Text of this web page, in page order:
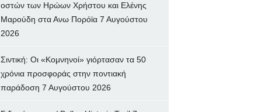
oστών των Ηρώων Χρήστου και Ελένης
Μαρούδη στα Ανω Πορόϊα 7 Αυγούστου
2026
Σιντική: Οι «Κομνηνοί» γιόρτασαν τα 50
χρόνια προσφοράς στην ποντιακή
παράδοση 7 Αυγούστου 2026